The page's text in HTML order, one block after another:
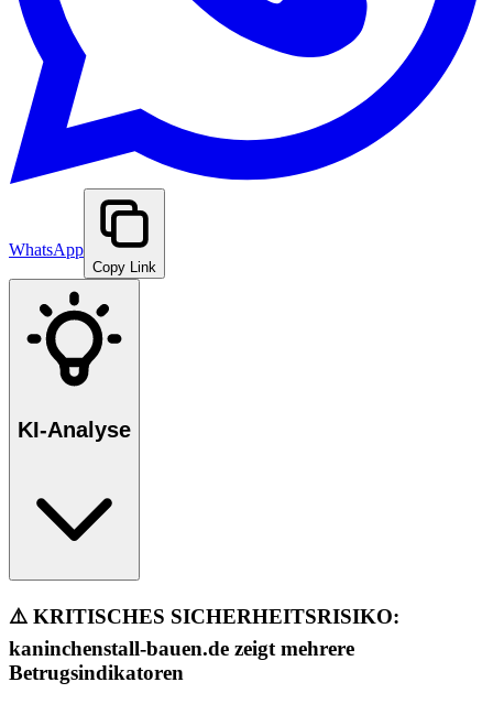
WhatsApp
Copy Link
KI-Analyse
⚠️ KRITISCHES SICHERHEITSRISIKO:
kaninchenstall-bauen.de zeigt mehrere
Betrugsindikatoren